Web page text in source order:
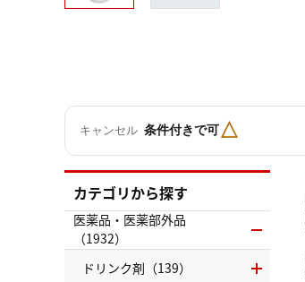
キャンセル 条件付きで可△
カテゴリから探す
医薬品・医薬部外品
（1932）
ドリンク剤（139）